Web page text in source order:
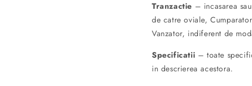
Tranzactie – incasarea
de catre oviale,
Vanzator, indiferent de
Specificatii – toate
in descrierea acestora.